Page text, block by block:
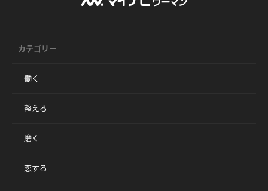
カテゴリー
働く
整える
磨く
恋する